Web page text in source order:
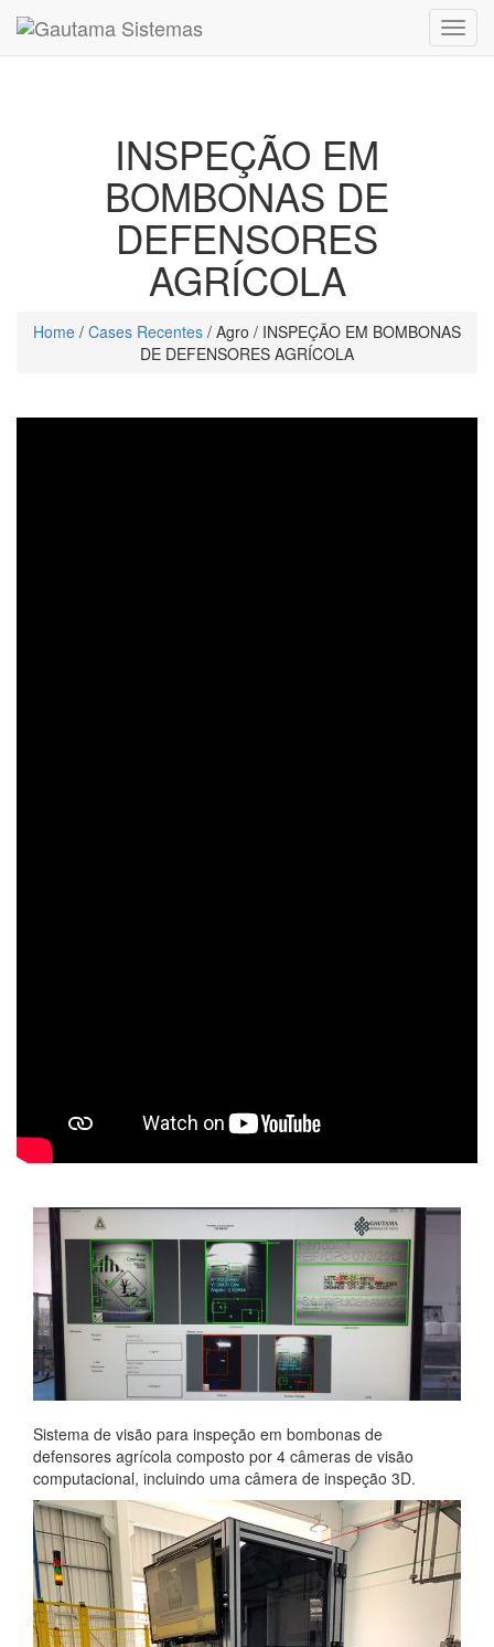
Menú
INSPEÇÃO EM
BOMBONAS DE
DEFENSORES
AGRÍCOLA
Home / Cases Recentes / Agro / INSPEÇÃO EM BOMBONAS
DE DEFENSORES AGRÍCOLA
Sistema de visão para inspeção em bombonas de
defensores agrícola composto por 4 câmeras de visão
computacional, incluindo uma câmera de inspeção 3D.